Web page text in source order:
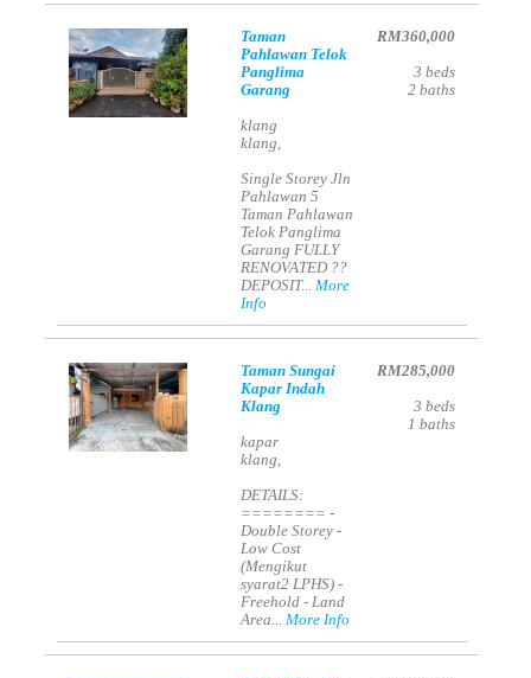
Taman
Pahlawan Telok
Panglima
Garang
klang
klang,
Single Storey Jln
Pahlawan 5
Taman Pahlawan
Telok Panglima
Garang FULLY
RENOVATED ??
DEPOSIT...More
Info
RM360,000
3 beds
2 baths
Taman Sungai
Kapar Indah
Klang
kapar
klang,
DETAILS:
======== -
Double Storey -
Low Cost
(Mengikut
syarat2 LPHS) -
Freehold - Land
Area...More Info
RM285,000
3 beds
1 baths